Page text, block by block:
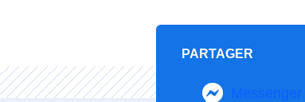
PARTAGER
Messenger